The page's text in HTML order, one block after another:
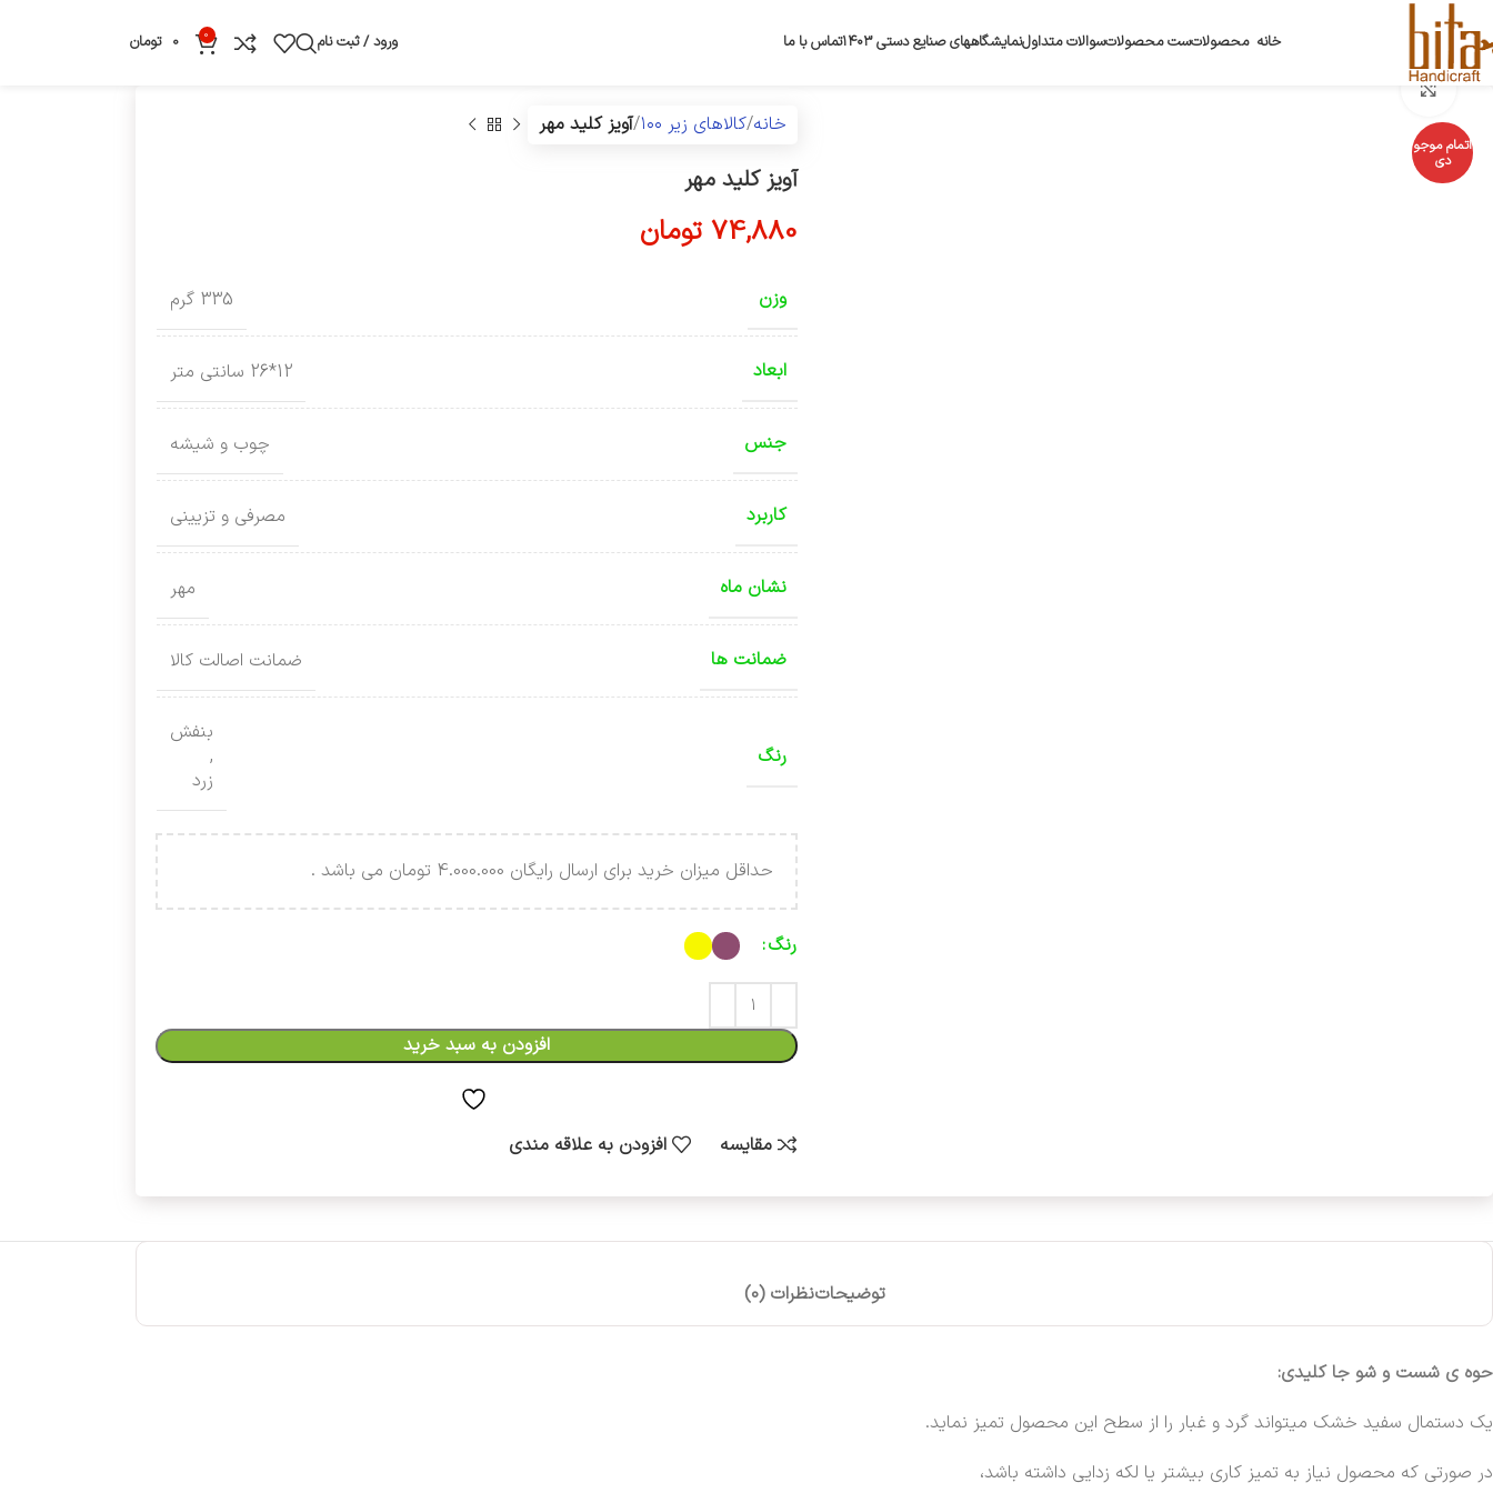
خانه محصولاتست محصولاتسوالات متداولنمایشگاههای صنایع دستی ۱۴۰۳ تماس با ما ورود / ثبت نام 0
0 تومان
اتمام موجو
دی
خانه کالاهای زیر ۱۰۰ آویز کلید مهر
آویز کلید مهر
74,880 تومان
وزن 335 گرم
ابعاد 12*26 سانتی متر
جنس چوب و شیشه
کاربرد مصرفی و تزیینی
نشان ماه مهر
ضمانت ها ضمانت اصالت کالا
رنگ
بنفش
,
زرد
حداقل میزان خرید برای ارسال رایگان 4.000.000 تومان می باشد .
رنگ
افزودن به سبد خرید
مقایسه افزودن به علاقه مندی
توضیحاتنظرات (0)
حوه ی شست و شو جا کلیدی:
یک دستمال سفید خشک میتواند گرد و غبار را از سطح این محصول تمیز نماید.
در صورتی که محصول نیاز به تمیز کاری بیشتر یا لکه زدایی داشته باشد،